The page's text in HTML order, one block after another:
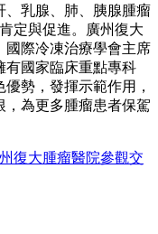
、乳腺、肺、胰腺腫瘤
定與促進。廣州復大
國際冷凍治療學會主席
有國家臨床重點專科
勢，發揮示範作用，
為更多腫瘤患者保駕
復大腫瘤醫院參觀交